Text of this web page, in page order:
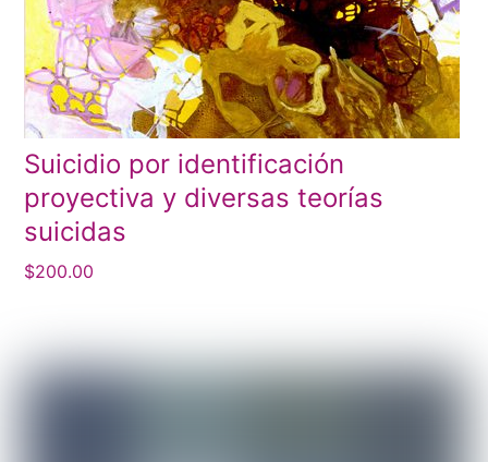
Suicidio por identificación
proyectiva y diversas teorías
suicidas
$200.00